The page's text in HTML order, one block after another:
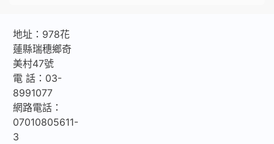
地址：978花
蓮縣瑞穗鄉奇
美村47號
電 話：03-
8991077
網路電話：
07010805611-
3